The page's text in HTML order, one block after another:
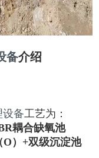
备介绍
设备工艺为：
耦合缺氧池
O）+双级沉淀池